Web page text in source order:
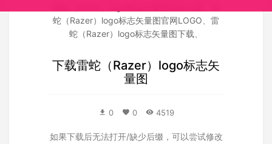
蛇（Razer）logo标志矢量图官网LOGO、 雷
蛇（Razer）logo标志矢量图下载、
下载雷蛇（Razer）logo标志矢
量图
0 0 4519
如果下载后无法打开/缺少后缀，可以尝试修改